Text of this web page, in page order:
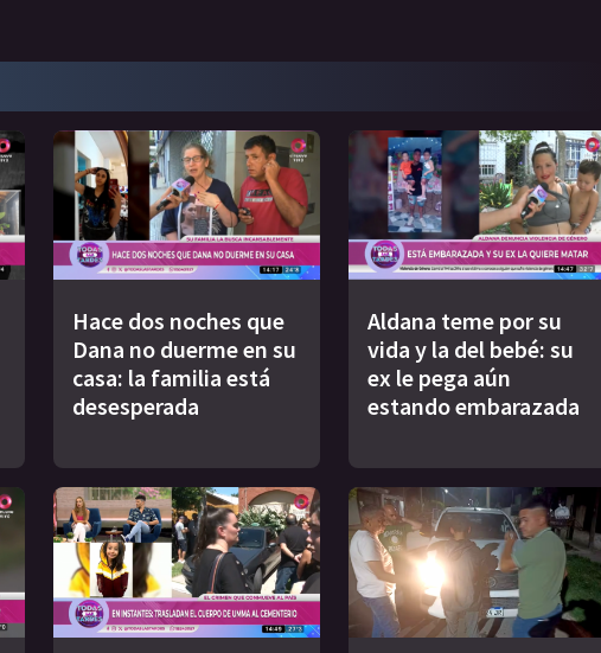
Hace dos noches que
Dana no duerme en su
casa: la familia está
desesperada
Aldana teme por su
vida y la del bebé: su
ex le pega aún
estando embarazada